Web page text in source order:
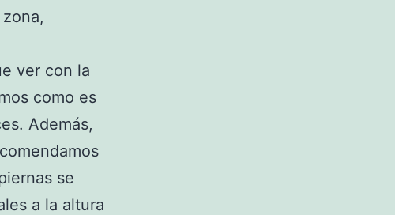
ver con la
como es
Además,
se
a la altura